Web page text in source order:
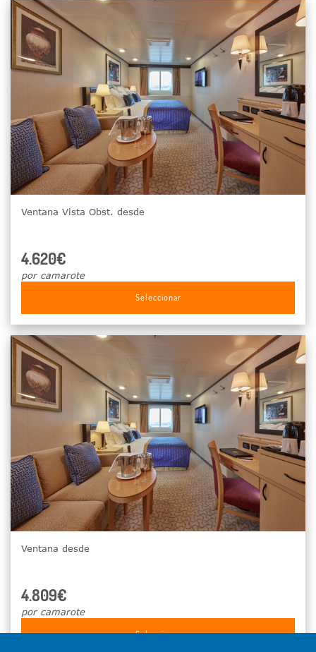
Ventana Vista Obst. desde
4.620€
por camarote
Seleccionar
Ventana desde
4.809€
por camarote
Seleccionar